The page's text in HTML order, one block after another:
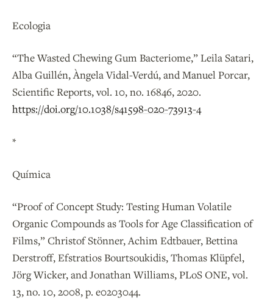
Ecologia
“The Wasted Chewing Gum Bacteriome,” Leila Satari,
Alba Guillén, Àngela Vidal-Verdú, and Manuel Porcar,
Scientific Reports, vol. 10, no. 16846, 2020.
https://doi.org/10.1038/s41598-020-73913-4
*
Química
“Proof of Concept Study: Testing Human Volatile
Organic Compounds as Tools for Age Classification of
Films,” Christof Stönner, Achim Edtbauer, Bettina
Derstroff, Efstratios Bourtsoukidis, Thomas Klüpfel,
Jörg Wicker, and Jonathan Williams, PLoS ONE, vol.
13, no. 10, 2008, p. e0203044.